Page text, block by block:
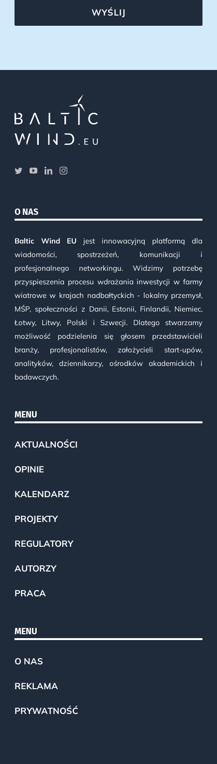
WYŚLIJ
O NAS
Baltic Wind EU jest innowacyjną platformą dla
wiadomości, spostrzeżeń, komunikacji i
profesjonalnego networkingu. Widzimy potrzebę
przyspieszenia procesu wdrażania inwestycji w farmy
wiatrowe w krajach nadbałtyckich - lokalny przemysł,
MŚP, społeczności z Danii, Estonii, Finlandii, Niemiec,
Łotwy, Litwy, Polski i Szwecji. Dlatego stwarzamy
możliwość podzielenia się głosem przedstawicieli
branży, profesjonalistów, założycieli start-upów,
analityków, dziennikarzy, ośrodków akademickich i
badawczych.
MENU
AKTUALNOŚCI
OPINIE
KALENDARZ
PROJEKTY
REGULATORY
AUTORZY
PRACA
MENU
O NAS
REKLAMA
PRYWATNOŚĆ